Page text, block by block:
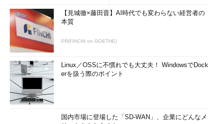
【見城徹×藤田晋】AI時代でも変わらない経営者の
本質
PR(FINCHI on GOETHE)
Linux／OSSに不慣れでも大丈夫！ WindowsでDock
erを扱う際のポイント
国内市場に登場した「SD-WAN」、企業にどんなメ